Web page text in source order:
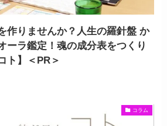
作りませんか？人生の羅針盤 か
ーラ鑑定！魂の成分表をつくり
ト】＜PR＞
コラム